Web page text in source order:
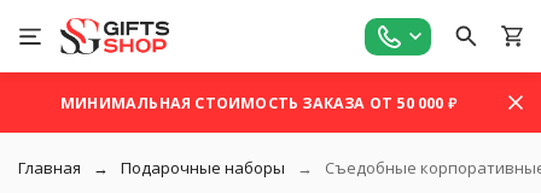
МИНИМАЛЬНАЯ СТОИМОСТЬ ЗАКАЗА ОТ 50 000 ₽
Главная Подарочные наборы Съедобные